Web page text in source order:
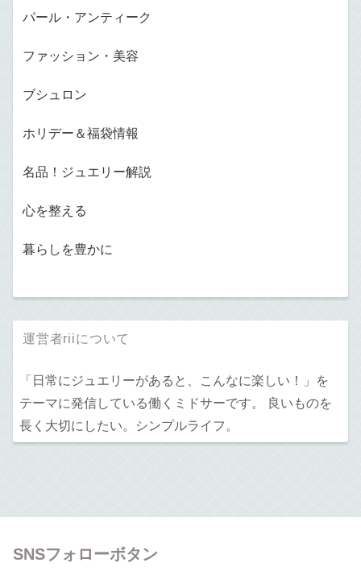
パール・アンティーク
ファッション・美容
ブシュロン
ホリデー＆福袋情報
名品！ジュエリー解説
心を整える
暮らしを豊かに
運営者riiについて
「日常にジュエリーがあると、こんなに楽しい！」を
テーマに発信している働くミドサーです。 良いものを
長く大切にしたい。シンプルライフ。
SNSフォローボタン